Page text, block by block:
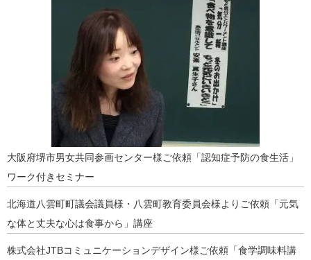
大阪府堺市男女共同参画センター様ご依頼「認知症予防の食生活」
ワーク付きセミナー
北海道八雲町町議会議員様・八雲町教育委員会様よりご依頼「元気
な体と丈夫な心は食事から」講座
株式会社JTBコミュニケーションデザイン様ご依頼「食学調味料講